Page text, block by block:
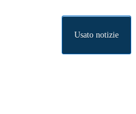
Usato notizie